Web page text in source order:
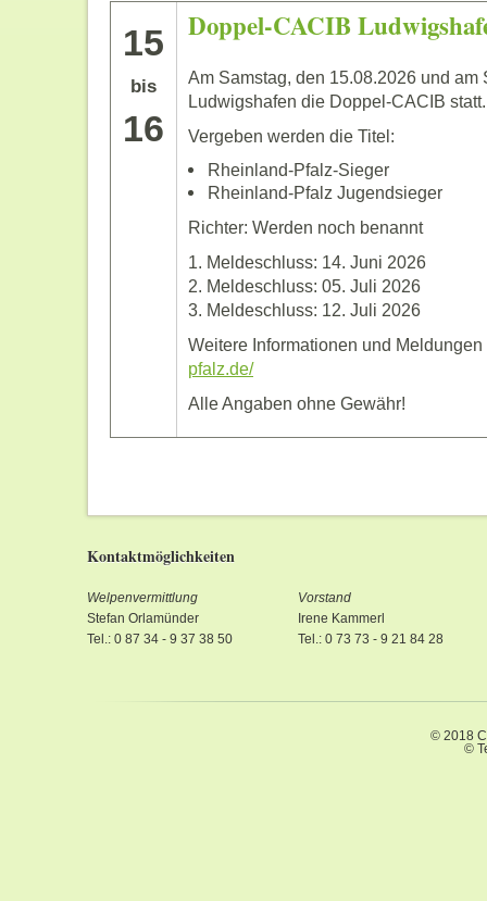
15
bis
16
Doppel-CACIB
Am Samstag, den 15.08.2026 und
Ludwigshafen die Doppel-CACIB statt.
Vergeben werden die Titel:
Rheinland-Pfalz-Sieger
Rheinland-Pfalz Jugendsieger
Richter: Werden noch benannt
1. Meldeschluss: 14. Juni 2026
2. Meldeschluss: 05. Juli 2026
3. Meldeschluss: 12. Juli 2026
Weitere Informationen und
pfalz.de/
Alle Angaben ohne Gewähr!
Kontaktmöglichkeiten
Welpenvermittlung
Stefan Orlamünder
Tel.: 0 87 34 - 9 37 38 50
Vorstand
Irene Kammerl
Tel.: 0 73 73 - 9 21 84 28
© 2018
©